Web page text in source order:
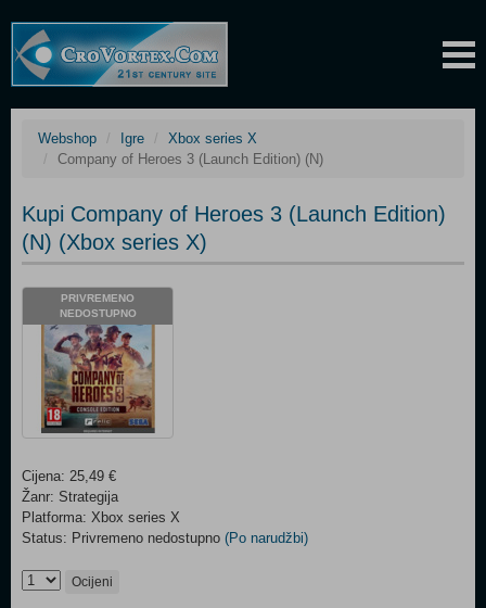
Webshop Igre
Xbox series X
Company of Heroes 3 (Launch Edition) (N)
Kupi Company of Heroes 3 (Launch Edition)
(N) (Xbox series X)
PRIVREMENO
NEDOSTUPNO
Cijena: 25,49 €
Žanr: Strategija
Platforma: Xbox series X
Status: Privremeno nedostupno (Po narudžbi)
Ocijeni